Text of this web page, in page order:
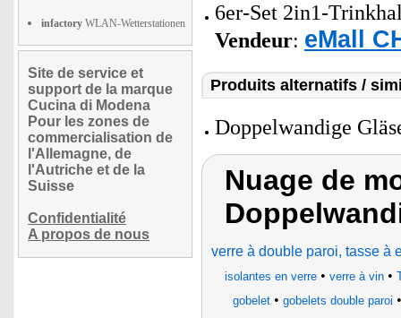
infactory WLAN-Wetterstationen
Site de service et
support de la marque
Cucina di Modena
Pour les zones de
commercialisation de
l'Allemagne, de
l'Autriche et de la
Suisse
Confidentialité
A propos de nous
6er-Set 2in1-
Vendeur: eMall
Produits alternatifs /
Doppelwandige
Nuage de
verre à double paroi, tasse à
isolantes en verre• verre à vin•
gobelet • gobelets double paroi